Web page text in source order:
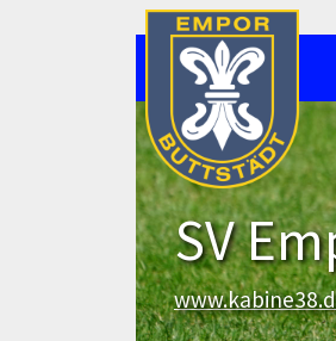
SV